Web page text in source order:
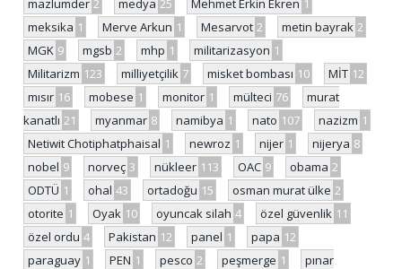
mazlumder 2 medya 25 Mehmet Erkin Ekren 1
meksika 1 Merve Arkun 1 Mesarvot 2 metin bayrak 2
MGK 9 mgsb 2 mhp 1 militarizasyon 1
Militarizm 123 milliyetçilik 7 misket bombası 10 MİT 12
mısır 16 mobese 1 monitor 1 mülteci 76
murat
kanatlı 21 myanmar 8 namibya 1 nato 107 nazizm 1
Netiwit Chotiphatphaisal 1 newroz 1 nijer 1 nijerya 8
nobel 9 norveç 3 nükleer 113 OAC 9 obama 2
ODTÜ 1 ohal 43 ortadoğu 15 osman murat ülke 2
otorite 1 Oyak 10 oyuncak silah 4 özel güvenlik 11
özel ordu 4 Pakistan 12 panel 1 papa 12
paraguay 1 PEN 1 pesco 2 peşmerge 1
pınar